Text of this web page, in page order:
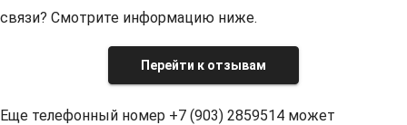
связи? Смотрите информацию ниже.
Перейти к отзывам
Еще телефонный номер +7 (903) 2859514 может